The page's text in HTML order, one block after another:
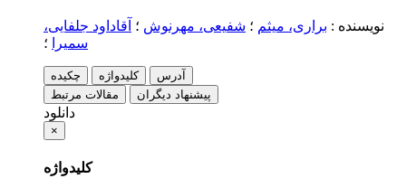
نویسنده : براری، میثم ؛ شفیعی، مهرنوش ؛ آقاداود جلفایی،
سمیرا
؛
چکیده کلیدواژه
آدرس
مقالات مرتبط
پیشنهاد دیگران
دانلود
×
کلیدواژه